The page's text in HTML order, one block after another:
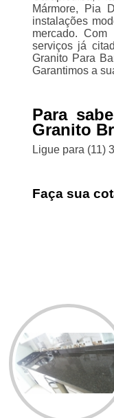
Mármore, Pia
instalações
mercado.
serviços já
Granito Para
Garantimos a
Para
Granito
Ligue para (11)
Faça sua